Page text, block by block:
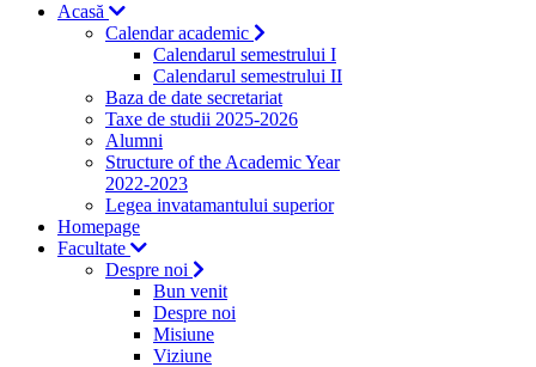
Acasă
Calendar academic
Calendarul semestrului I
Calendarul semestrului II
Baza de date secretariat
Taxe de studii 2025-2026
Alumni
Structure of the Academic Year
2022-2023
Legea invatamantului superior
Homepage
Facultate
Despre noi
Bun venit
Despre noi
Misiune
Viziune